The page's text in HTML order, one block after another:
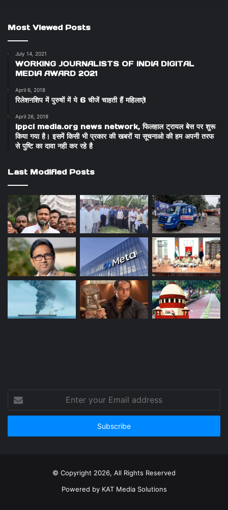
Most Viewed Posts
July 14, 2021
WORKING JOURNALISTS OF INDIA DIGITAL
MEDIA AWARD 2021
April 6, 2018
रिलेशनशिप में पुरुषों में ये 6 चीजें चाहती हैं महिलाएं!
April 26, 2018
ippci media.org news network, फिलहाल ट्रायल बेस पर शुरू
किया गया है। इसमें किसी भी प्रकार की खबरों या सूचनाओ की हम अपनी तरफ
से पुष्टि का दावा नही कर रहे है
Last Modified Posts
your
Email
© Copyright 2026, All Rights Reserved
Powered by KAT Media Solutions